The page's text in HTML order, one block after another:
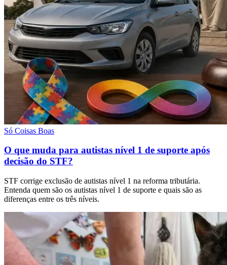
Só Coisas Boas
O que muda para autistas nível 1 de suporte após
decisão do STF?
STF corrige exclusão de autistas nível 1 na reforma tributária.
Entenda quem são os autistas nível 1 de suporte e quais são as
diferenças entre os três níveis.